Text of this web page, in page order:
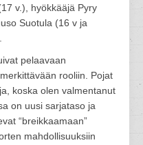
v.), hyökkääjä Pyry
Suotula (16 v ja
pelaavaan
rooliin. Pojat
koska olen valmentanut
on uusi sarjataso ja
“breikkaamaan”
mahdollisuuksiin